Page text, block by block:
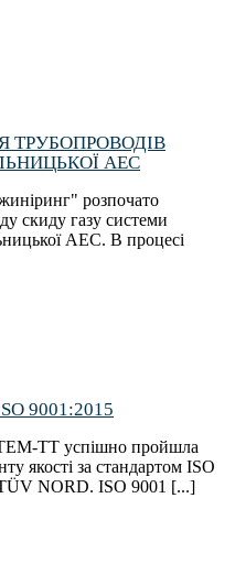
ТРУБОПРОВОДІВ
АЕС
розпочато
скиду газу системи
АЕС. В процесі
9001:2015
ТТ успішно пройшла
якості за стандартом ISO
TÜV NORD. ISO 9001 [...]